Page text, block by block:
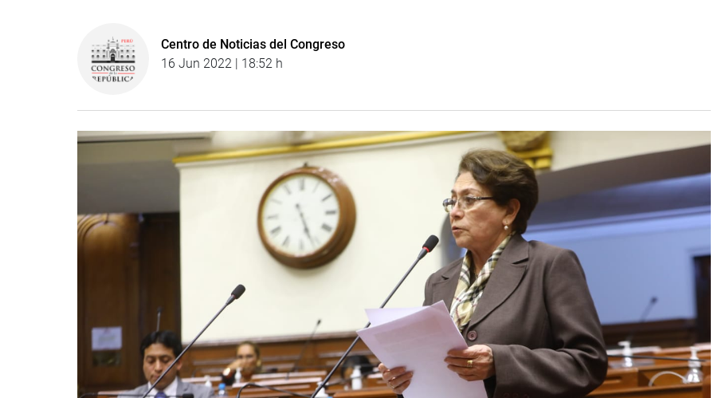
Centro de Noticias del Congreso
16 Jun 2022 | 18:52 h